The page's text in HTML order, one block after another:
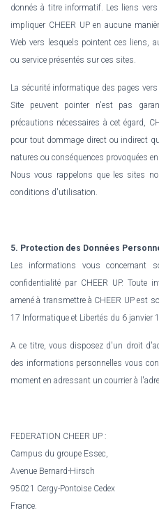
donnés à titre informatif. Les liens
impliquer CHEER UP en aucune
Web vers lesquels pointent ces liens,
ou service présentés sur ces sites.
La sécurité informatique des pages
Site peuvent pointer n'est pas
précautions nécessaires à cet égard,
pour tout dommage direct ou indirect
natures ou conséquences provoquées
Nous vous rappelons que les sites
conditions d'utilisation.
5. Protection des Données
Les informations vous concernant
confidentialité par CHEER UP. Toute
amené à transmettre à CHEER UP est
17 Informatique et Libertés du 6 janvier
A ce titre, vous disposez d'un droit
des informations personnelles vous
moment en adressant un courrier à
FEDERATION CHEER UP :
Campus du groupe Essec,
Avenue Bernard-Hirsch
95021 Cergy-Pontoise Cedex
France.